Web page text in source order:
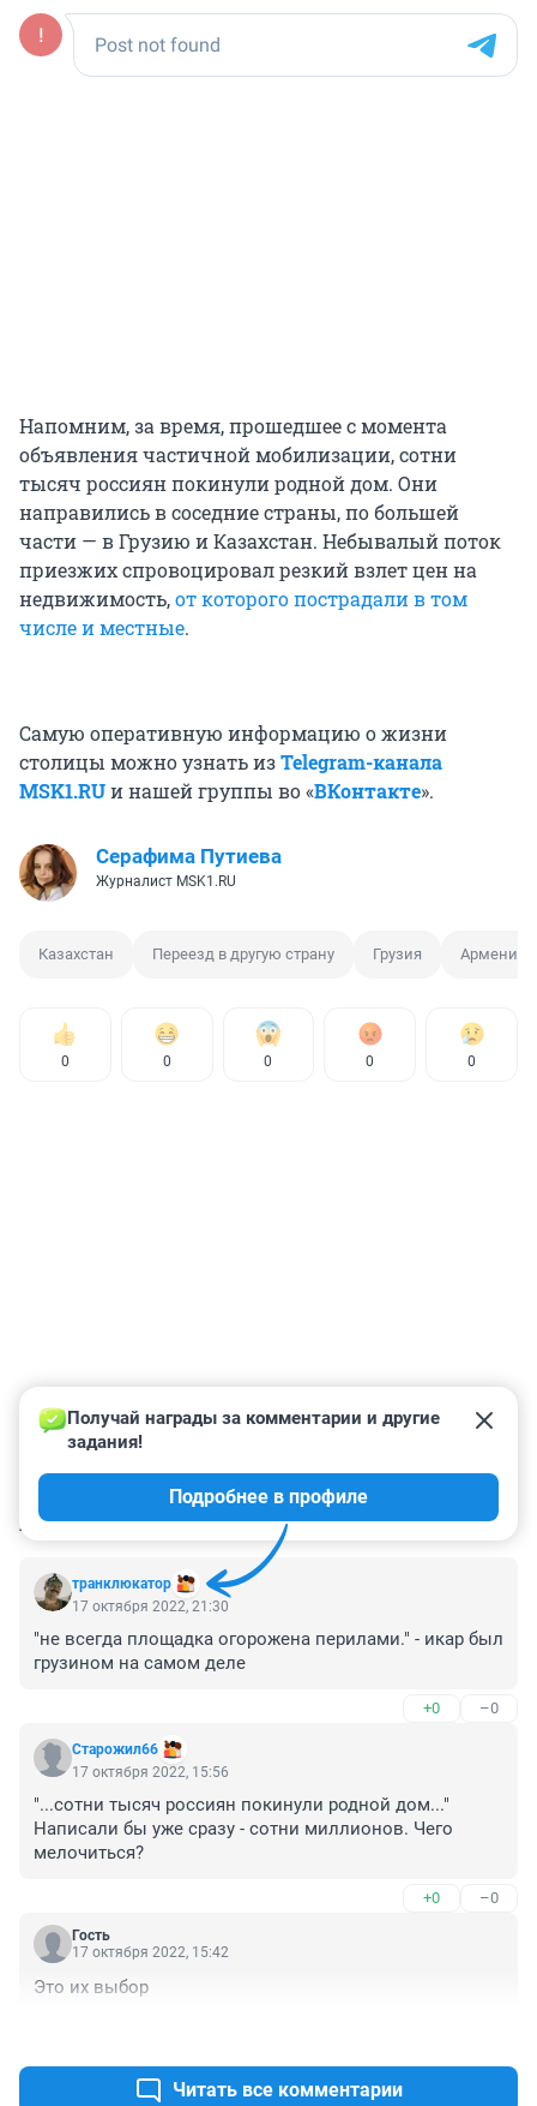
Напомним, за время, прошедшее с момента
объявления частичной мобилизации, сотни
тысяч россиян покинули родной дом. Они
направились в соседние страны, по большей
части — в Грузию и Казахстан. Небывалый поток
приезжих спровоцировал резкий взлет цен на
недвижимость,от которого пострадали в том
числе и местные.
Самую оперативную информацию о жизни
столицы можно узнать изTelegram-канала
MSK1.RUи нашей группы во «ВКонтакте».
Серафима Путиева
Журналист MSK1.RU
Казахстан Переезд в другую страну Грузия Армения
0 0 0 0 0
КОММЕНТАРИИ 8
транклюкатор
Получай награды за комментарии и другие
задания!
Подробнее в профиле
17 октября 2022, 21:30
"не всегда площадка огорожена перилами." - икар был
грузином на самом деле
+0 –0
Старожил66
17 октября 2022, 15:56
"...сотни тысяч россиян покинули родной дом..."
Написали бы уже сразу - сотни миллионов. Чего
мелочиться?
+0 –0
Гость
17 октября 2022, 15:42
Это их выбор
Читать все комментарии